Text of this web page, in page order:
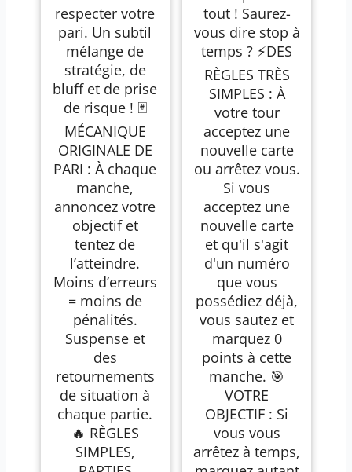
respecter votre
pari. Un subtil
mélange de
stratégie, de
bluff et de prise
de risque ! 🃏
MÉCANIQUE
ORIGINALE DE
PARI : À chaque
manche,
annoncez votre
objectif et
tentez de
l’atteindre.
Moins d’erreurs
= moins de
pénalités.
Suspense et
des
retournements
de situation à
chaque partie.
🔥 RÈGLES
SIMPLES,
tout ! Saurez-
vous dire stop à
temps ? ⚡️DES
RÈGLES TRÈS
SIMPLES : À
votre tour
acceptez une
nouvelle carte
ou arrêtez vous.
Si vous
acceptez une
nouvelle carte
et qu'il s'agit
d'un numéro
que vous
possédiez déjà,
vous sautez et
marquez 0
points à cette
manche. 🎯
VOTRE
OBJECTIF : Si
vous vous
arrêtez à temps,